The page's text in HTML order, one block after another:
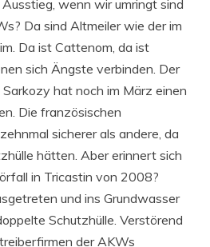
wenn wir umringt sind
Da sind Altmeiler wie der im
Da ist Cattenom, da ist
sich Ängste verbinden. Der
hat noch im März einen
Die französischen
sicherer als andere, da
hätten. Aber erinnert sich
in Tricastin von 2008?
und ins Grundwasser
Schutzhülle. Verstörend
der AKWs